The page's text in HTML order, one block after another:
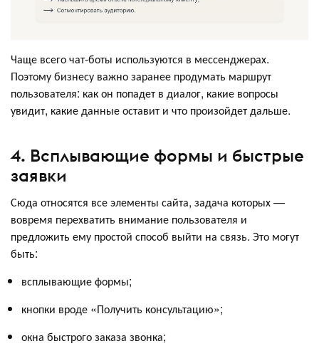
Чаще всего чат-боты используются в мессенджерах.
Поэтому бизнесу важно заранее продумать маршрут
пользователя: как он попадет в диалог, какие вопросы
увидит, какие данные оставит и что произойдет дальше.
4. Всплывающие формы и быстрые
заявки
Сюда относятся все элементы сайта, задача которых —
вовремя перехватить внимание пользователя и
предложить ему простой способ выйти на связь. Это могут
быть:
всплывающие формы;
кнопки вроде «Получить консультацию»;
окна быстрого заказа звонка;